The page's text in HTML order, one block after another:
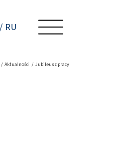
RU
Aktualności Jubileusz pracy